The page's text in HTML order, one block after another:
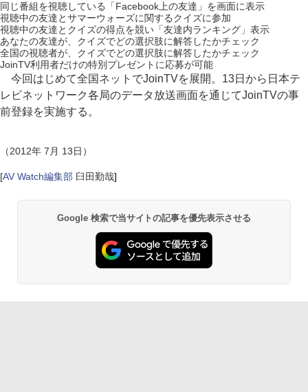
同じ番組を視聴している「Facebook上の友達」を画面に表示
視聴中の友達とサマーウォーズに関するクイズに参加
視聴中の友達とクイズの得点を競い「友達内ランキング」表示
あなたの友達が、クイズでどの選択肢に解答したかチェック
全国の視聴者が、クイズでどの選択肢に解答したかチェック
JoinTV利用者だけの特別プレゼントに応募が可能
今回はじめて全国ネットでJoinTVを展開。13日から日本テ
レビネットワーク各局のデータ放送画面を通じてJoinTVの事
前登録を実施する。
（2012年 7月 13日）
[AV Watch編集部 臼田勤哉]
Google 検索で当サイトの記事を優先表示させる